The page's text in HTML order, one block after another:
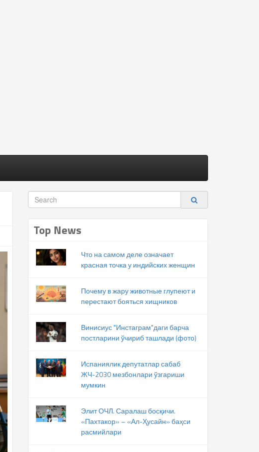
Top News
Что на самом деле означает
красная точка у индийских женщин
Почему в жару животные глупеют и
перестают бояться хищников
Винисиус "Инстаграм"даги барча
постларини ўчириб ташлади (фото)
Испаниялик депутатлар сабаб
ЖЧ-2030 мезбонлари ўзгариши
мумкин
Элит ОЧЛ. Саралаш босқичи.
«Пахтакор» – «Ал-Ҳусайн» баҳси
расмийлари